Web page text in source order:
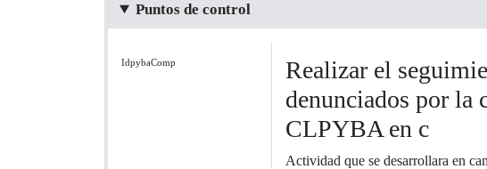
Puntos de control
IdpybaComp
Realizar el
denunciados por la
CLPYBA en c
Actividad que se desarrollara en